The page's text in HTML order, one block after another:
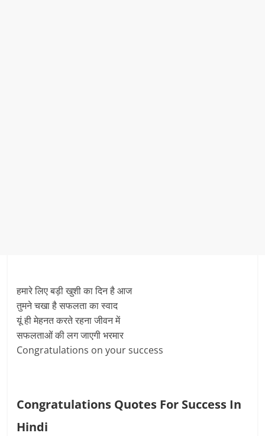
हमारे लिए बड़ी खुशी का दिन है आज
तुमने चखा है सफलता का स्वाद
यूं ही मेहनत करते रहना जीवन में
सफलताओं की लग जाएगी भरमार
Congratulations on your success
Congratulations Quotes For Success In
Hindi